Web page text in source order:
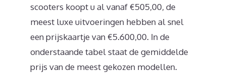
scooters koopt u al vanaf €505,00, de
meest luxe uitvoeringen hebben al snel
een prijskaartje van €5.600,00. In de
onderstaande tabel staat de gemiddelde
prijs van de meest gekozen modellen.